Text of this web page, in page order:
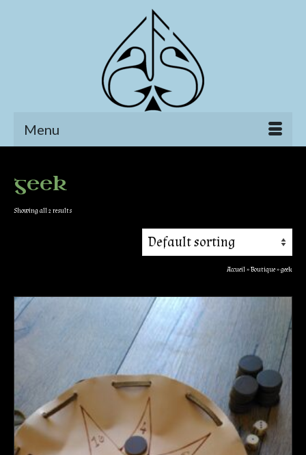
Menu
geek
Showing all 2 results
Accueil»Boutique»geek